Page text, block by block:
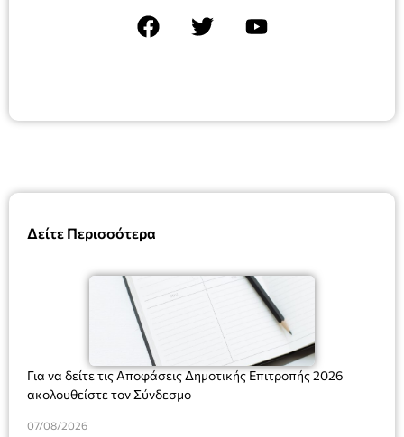
Δείτε Περισσότερα
Για να δείτε τις Αποφάσεις Δημοτικής Επιτροπής 2026
ακολουθείστε τον Σύνδεσμο
07/08/2026